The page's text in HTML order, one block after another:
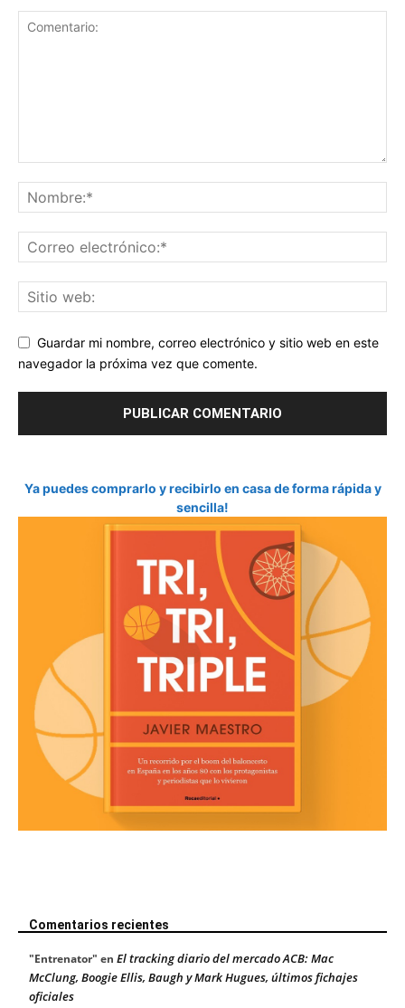
Guardar mi nombre, correo electrónico y sitio web en este
navegador la próxima vez que comente.
Ya puedes comprarlo y recibirlo en casa de forma rápida y
sencilla!
Comentarios recientes
"Entrenator" en El tracking diario del mercado ACB: Mac
McClung, Boogie Ellis, Baugh y Mark Hugues, últimos fichajes
oficiales